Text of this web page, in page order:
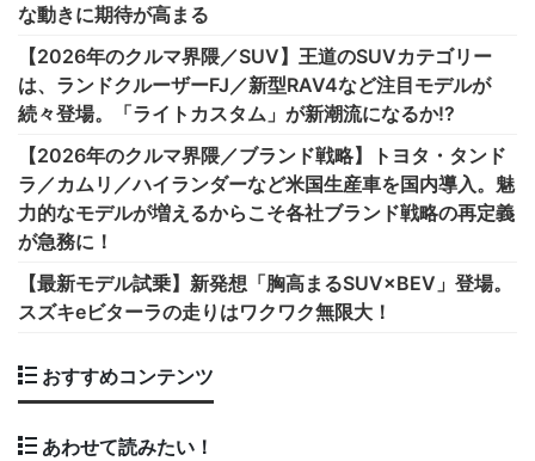
な動きに期待が高まる
【2026年のクルマ界隈／SUV】王道のSUVカテゴリー
は、ランドクルーザーFJ／新型RAV4など注目モデルが
続々登場。「ライトカスタム」が新潮流になるか!?
【2026年のクルマ界隈／ブランド戦略】トヨタ・タンド
ラ／カムリ／ハイランダーなど米国生産車を国内導入。魅
力的なモデルが増えるからこそ各社ブランド戦略の再定義
が急務に！
【最新モデル試乗】新発想「胸高まるSUV×BEV」登場。
スズキeビターラの走りはワクワク無限大！
おすすめコンテンツ
あわせて読みたい！